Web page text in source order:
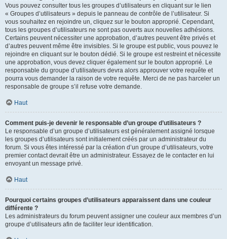
Vous pouvez consulter tous les groupes d’utilisateurs en cliquant sur le lien
« Groupes d’utilisateurs » depuis le panneau de contrôle de l’utilisateur. Si
vous souhaitez en rejoindre un, cliquez sur le bouton approprié. Cependant,
tous les groupes d’utilisateurs ne sont pas ouverts aux nouvelles adhésions.
Certains peuvent nécessiter une approbation, d’autres peuvent être privés et
d’autres peuvent même être invisibles. Si le groupe est public, vous pouvez le
rejoindre en cliquant sur le bouton dédié. Si le groupe est restreint et nécessite
une approbation, vous devez cliquer également sur le bouton approprié. Le
responsable du groupe d’utilisateurs devra alors approuver votre requête et
pourra vous demander la raison de votre requête. Merci de ne pas harceler un
responsable de groupe s’il refuse votre demande.
Haut
Comment puis-je devenir le responsable d’un groupe d’utilisateurs ?
Le responsable d’un groupe d’utilisateurs est généralement assigné lorsque
les groupes d’utilisateurs sont initialement créés par un administrateur du
forum. Si vous êtes intéressé par la création d’un groupe d’utilisateurs, votre
premier contact devrait être un administrateur. Essayez de le contacter en lui
envoyant un message privé.
Haut
Pourquoi certains groupes d’utilisateurs apparaissent dans une couleur
différente ?
Les administrateurs du forum peuvent assigner une couleur aux membres d’un
groupe d’utilisateurs afin de faciliter leur identification.